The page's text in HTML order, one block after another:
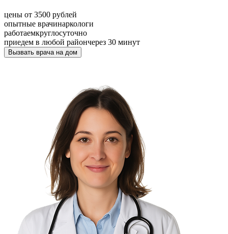
цены от 3500 рублей
опытные врачинаркологи
работаемкруглосуточно
приедем в любой райончерез 30 минут
Вызвать врача на дом